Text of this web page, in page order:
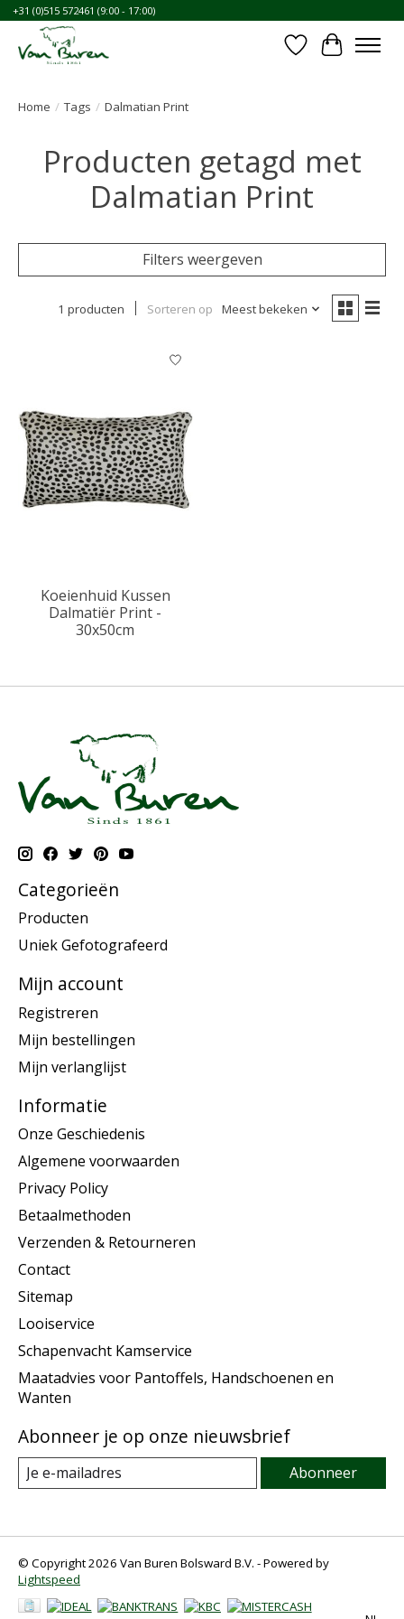
+31 (0)515 572461 (9:00 - 17:00)
Verlanglijst
Home / Tags / Dalmatian Print
Producten getagd met
Dalmatian Print
Filters weergeven
1 producten Sorteren op Meest bekeken
Koeienhuid Kussen
Dalmatiër Print -
30x50cm
Categorieën
Producten
Uniek Gefotografeerd
Mijn account
Registreren
Mijn bestellingen
Mijn verlanglijst
Informatie
Onze Geschiedenis
Algemene voorwaarden
Privacy Policy
Betaalmethoden
Verzenden & Retourneren
Contact
Sitemap
Looiservice
Schapenvacht Kamservice
Maatadvies voor Pantoffels, Handschoenen en
Wanten
Abonneer je op onze nieuwsbrief
Abonneer
© Copyright 2026 Van Buren Bolsward B.V. - Powered by
Lightspeed